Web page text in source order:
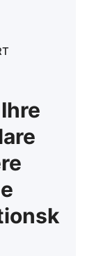
und
sieht
Viele